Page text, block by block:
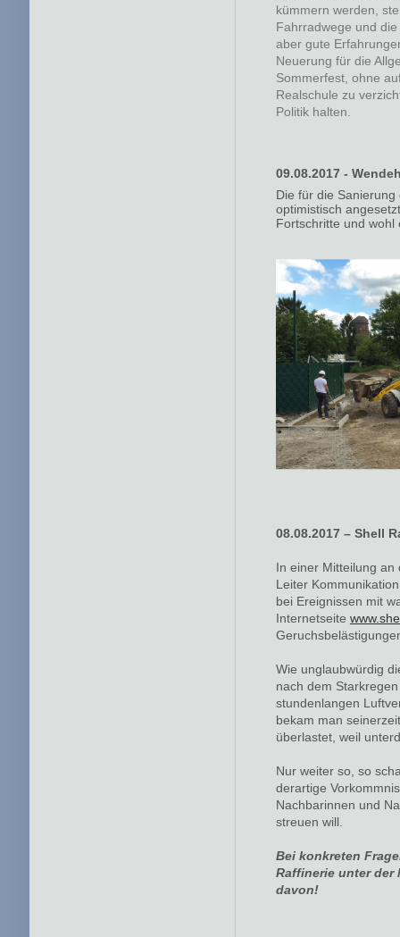
kümmern werden,
Fahrradwege und
aber gute
Neuerung für die
Sommerfest, ohne
Realschule zu
Politik halten.
09.08.2017 -
Die für die
optimistisch
Fortschritte und wohl
08.08.2017 – Shell
In einer Mitteilung an
Leiter
bei Ereignissen mit
Internetseite
Wie unglaubwürdig
nach dem
stundenlangen
bekam man
überlastet, weil
Nur weiter so, so
derartige
Nachbarinnen und
streuen will.
Bei konkreten
Raffinerie unter der
davon!